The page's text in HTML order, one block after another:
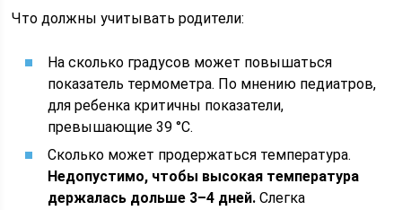
Что должны учитывать родители:
На сколько градусов может повышаться
показатель термометра. По мнению педиатров,
для ребенка критичны показатели,
превышающие 39 °C.
Сколько может продержаться температура.
Недопустимо, чтобы высокая температура
держалась дольше 3–4 дней. Слегка